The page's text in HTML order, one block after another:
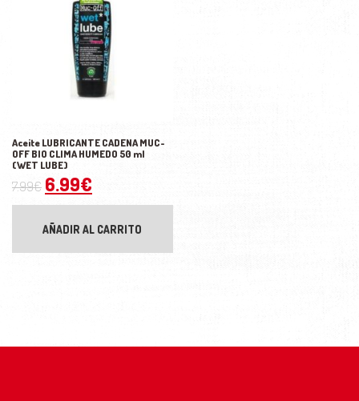
Aceite LUBRICANTE CADENA MUC-
OFF BIO CLIMA HUMEDO 50 ml
(WET LUBE)
7.99€ El precio original era: 7.99€.
6.99€
AÑADIR AL CARRITO